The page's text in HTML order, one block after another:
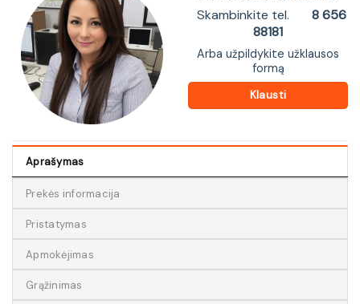
Skambinkite tel.
8 656
88181
Arba užpildykite užklausos
formą
Klausti
Aprašymas
Prekės informacija
Pristatymas
Apmokėjimas
Grąžinimas